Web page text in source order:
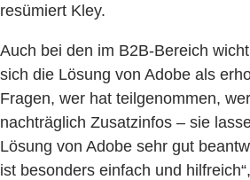
resümiert Kley.
Auch bei den im B2B-Bereich
sich die Lösung von Adobe als
Fragen, wer hat teilgenommen,
nachträglich Zusatzinfos – sie
Lösung von Adobe sehr gut
ist besonders einfach und